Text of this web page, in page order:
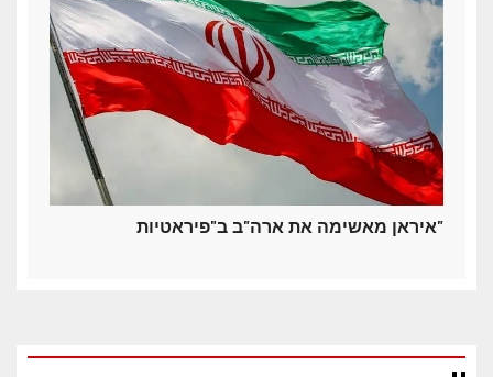
איראן מאשימה את ארה"ב ב"פיראטיות"